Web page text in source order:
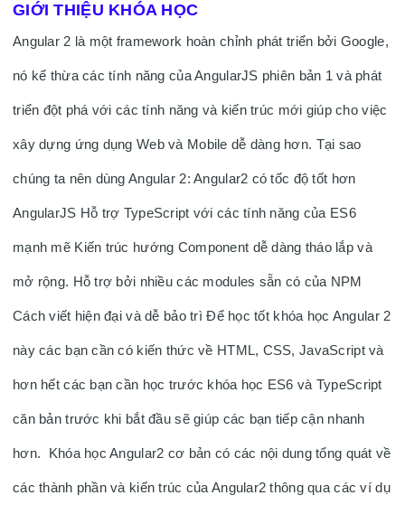
GIỚI THIỆU KHÓA HỌC
Angular 2 là một framework hoàn chỉnh phát triển bởi Google,
nó kế thừa các tính năng của AngularJS phiên bản 1 và phát
triển đột phá với các tính năng và kiến trúc mới giúp cho việc
xây dựng ứng dụng Web và Mobile dễ dàng hơn. Tại sao
chúng ta nên dùng Angular 2: Angular2 có tốc độ tốt hơn
AngularJS Hỗ trợ TypeScript với các tính năng của ES6
mạnh mẽ Kiến trúc hướng Component dễ dàng tháo lắp và
mở rộng. Hỗ trợ bởi nhiều các modules sẵn có của NPM
Cách viết hiện đại và dễ bảo trì Để học tốt khóa học Angular 2
này các bạn cần có kiến thức về HTML, CSS, JavaScript và
hơn hết các bạn cần học trước khóa học ES6 và TypeScript
căn bản trước khi bắt đầu sẽ giúp các bạn tiếp cận nhanh
hơn.  Khóa học Angular2 cơ bản có các nội dung tổng quát về
các thành phần và kiến trúc của Angular2 thông qua các ví dụ